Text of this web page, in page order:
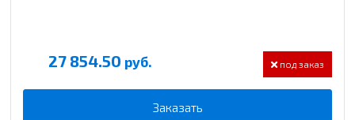
27 854.50 руб. под заказ
Заказать